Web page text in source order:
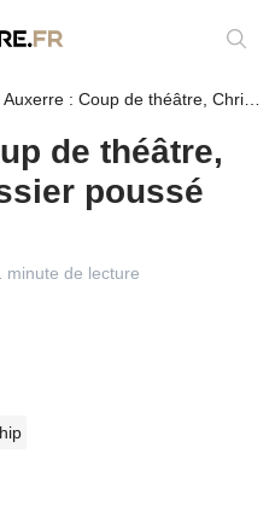
: Coup de théâtre, Christophe Pélissier poussé vers la sortie !
de théâtre,
poussé
minute de lecture